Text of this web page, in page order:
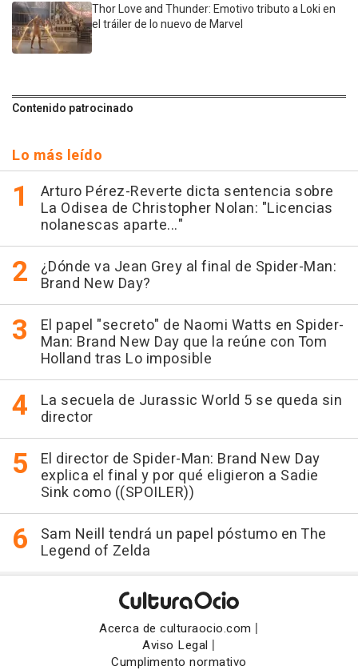
Thor Love and Thunder: Emotivo tributo a Loki en
el tráiler de lo nuevo de Marvel
Contenido patrocinado
Lo más leído
Arturo Pérez-Reverte dicta sentencia sobre
La Odisea de Christopher Nolan: "Licencias
nolanescas aparte..."
¿Dónde va Jean Grey al final de Spider-Man:
Brand New Day?
El papel "secreto" de Naomi Watts en Spider-
Man: Brand New Day que la reúne con Tom
Holland tras Lo imposible
La secuela de Jurassic World 5 se queda sin
director
El director de Spider-Man: Brand New Day
explica el final y por qué eligieron a Sadie
Sink como ((SPOILER))
Sam Neill tendrá un papel póstumo en The
Legend of Zelda
Acerca de culturaocio.com |
Aviso Legal |
Cumplimento normativo